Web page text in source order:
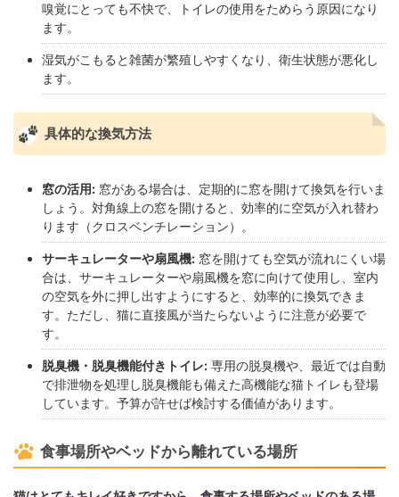
嗅覚にとっても不快で、トイレの使用をためらう原因になり
ます。
湿気がこもると雑菌が繁殖しやすくなり、衛生状態が悪化し
ます。
具体的な換気方法
窓の活用: 窓がある場合は、定期的に窓を開けて換気を行いま
しょう。対角線上の窓を開けると、効率的に空気が入れ替わ
ります（クロスベンチレーション）。
サーキュレーターや扇風機: 窓を開けても空気が流れにくい場
合は、サーキュレーターや扇風機を窓に向けて使用し、室内
の空気を外に押し出すようにすると、効率的に換気できま
す。ただし、猫に直接風が当たらないように注意が必要で
す。
脱臭機・脱臭機能付きトイレ: 専用の脱臭機や、最近では自動
で排泄物を処理し脱臭機能も備えた高機能な猫トイレも登場
しています。予算が許せば検討する価値があります。
食事場所やベッドから離れている場所